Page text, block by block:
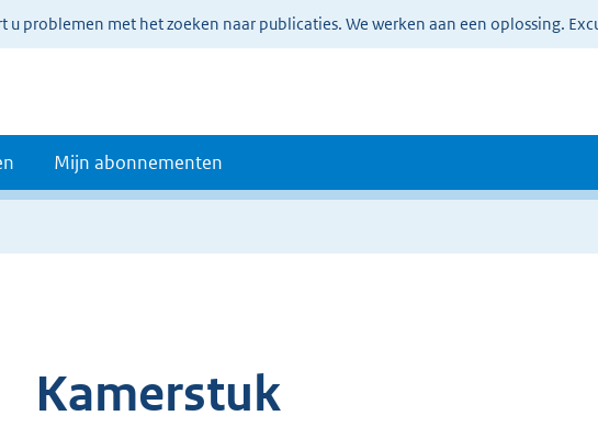
u problemen met het zoeken naar publicaties. We werken aan een oplossing.
Mijn abonnementen
Kamerstuk